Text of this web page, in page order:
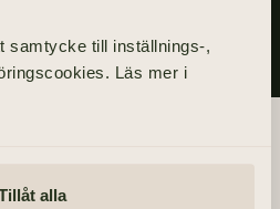
samtycke till inställnings-,
Läs mer i
alla
av de närmaste.